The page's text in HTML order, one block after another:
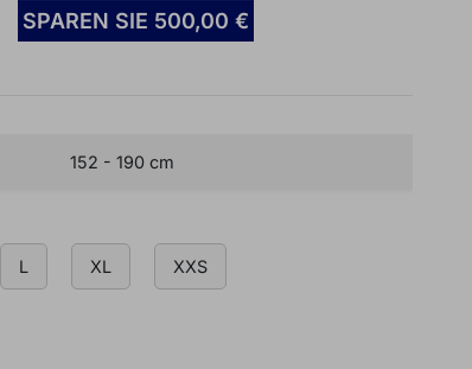
SPAREN SIE 500,00 €
152 - 190 cm
L XL XXS